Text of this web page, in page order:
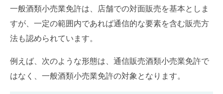
一般酒類小売業免許は、店舗での対面販売を基本としま
すが、一定の範囲内であれば通信的な要素を含む販売方
法も認められています。
例えば、次のような形態は、通信販売酒類小売業免許で
はなく、一般酒類小売業免許の対象となります。